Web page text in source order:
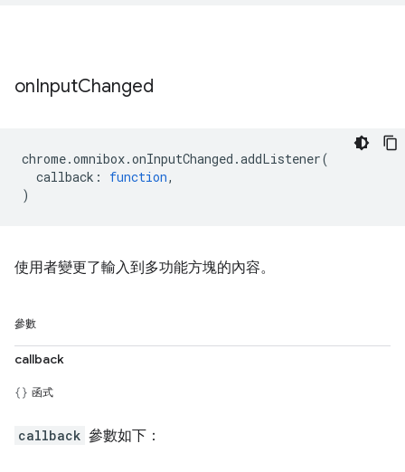
onInputChanged
chrome.omnibox.onInputChanged .addListener(
callback : function,
)
使用者變更了輸入到多功能方塊的內容。
參數
callback
函式
callback 參數如下：